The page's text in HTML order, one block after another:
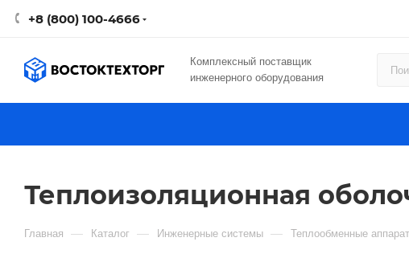
+8 (800) 100-4666
Комплексный поставщик
инженерного оборудования
Теплоизоляционная
Главная — Каталог — Инженерные системы — Теплообменные